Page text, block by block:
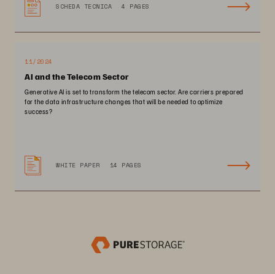
SCHEDA TECNICA 4 PAGES
11/2024
AI and the Telecom Sector
Generative AI is set to transform the telecom sector. Are carriers prepared
for the data infrastructure changes that will be needed to optimize
success?
WHITE PAPER 14 PAGES